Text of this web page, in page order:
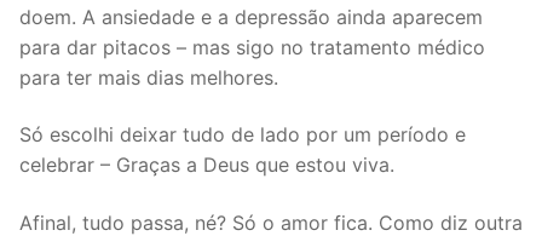
doem. A ansiedade e a depressão ainda aparecem
para dar pitacos – mas sigo no tratamento médico
para ter mais dias melhores.
Só escolhi deixar tudo de lado por um período e
celebrar – Graças a Deus que estou viva.
Afinal, tudo passa, né? Só o amor fica. Como diz outra